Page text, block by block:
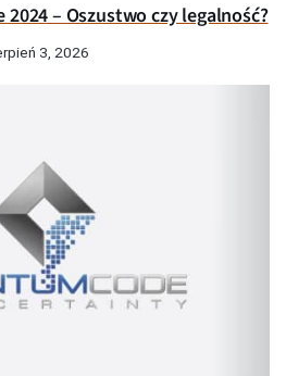
– Oszustwo czy legalność?
3, 2026